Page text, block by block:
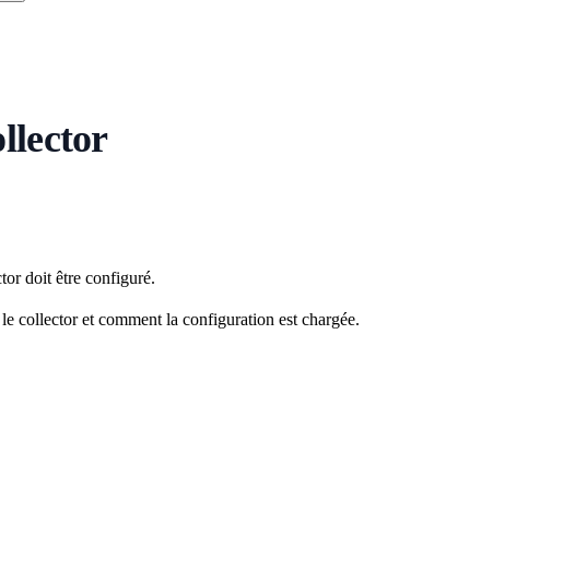
doit être configuré.
collector et comment la configuration est chargée.